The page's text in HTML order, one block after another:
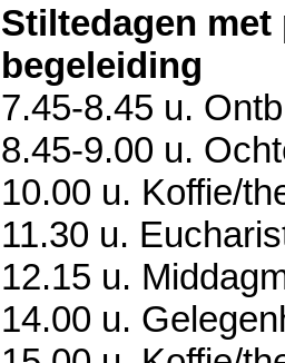
Stiltedagen
begeleiding
7.45-8.45 u.
8.45-9.00 u.
10.00 u. Koffie/
11.30 u.
12.15 u.
14.00 u.